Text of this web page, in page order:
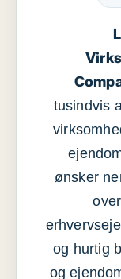
tusindvis
ønsker
og hurtig
og